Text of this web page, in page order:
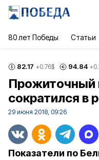
80 лет Победы Статьи
82.17 +0.76$ 94.84
Прожиточный
сократился в
29 июня 2018, 09:26
Показатели по